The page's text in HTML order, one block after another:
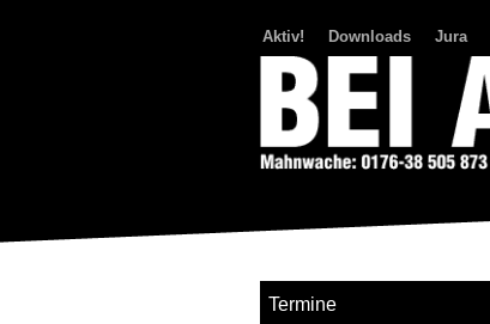
Aktiv! Downloads Jura
Termine